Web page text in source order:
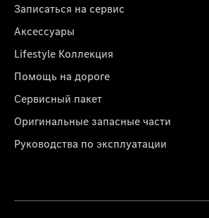
Записаться на сервис
Аксессуары
Lifestyle Коллекция
Помощь на дороге
Сервисный пакет
Оригинальные запасные части
Руководства по эксплуатации